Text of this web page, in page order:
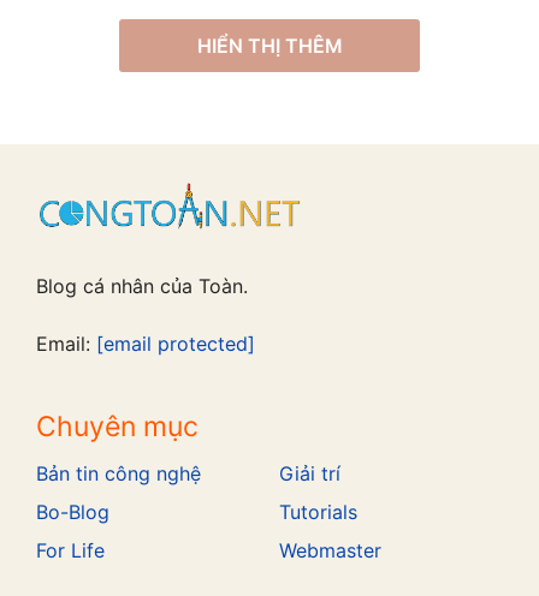
HIỂN THỊ THÊM
Blog cá nhân của Toàn.
Email: [email protected]
Chuyên mục
Bản tin công nghệ
Bo-Blog
For Life
Giải trí
Tutorials
Webmaster